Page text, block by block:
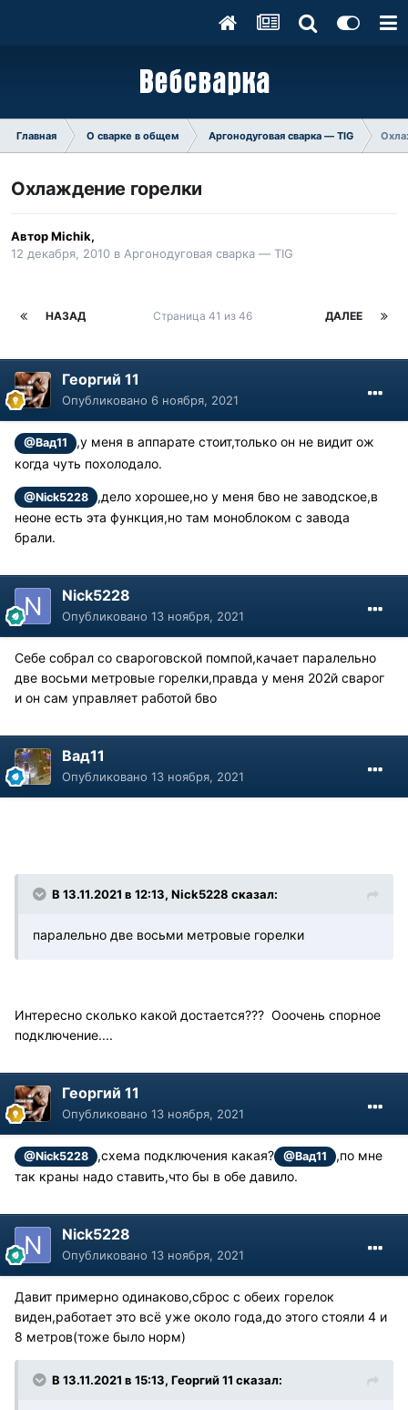
Главная О сварке в общем Аргонодуговая сварка — TIG
Охлаждение горелки
АвторMichik,
12 декабря, 2010 в Аргонодуговая сварка — TIG
НАЗАД ДАЛЕЕ
Страница 41 из 46
Георгий 11
Опубликовано 6 ноября, 2021
@Вад11
,у меня в аппарате стоит,только он не видит ож
когда чуть похолодало.
@Nick5228
,дело хорошее,но у меня бво не заводское,в
неоне есть эта функция,но там моноблоком с завода
брали.
Nick5228
Опубликовано 13 ноября, 2021
Себе собрал со свароговской помпой,качает паралельно
две восьми метровые горелки,правда у меня 202й сварог
и он сам управляет работой бво
Вад11
Опубликовано 13 ноября, 2021
В 13.11.2021 в 12:13, Nick5228 сказал:
паралельно две восьми метровые горелки
Интересно сколько какой достается??? Ооочень спорное
подключение....
Георгий 11
Опубликовано 13 ноября, 2021
@Nick5228 ,схема подключения какая? @Вад11
,по мне
так краны надо ставить,что бы в обе давило.
Nick5228
Опубликовано 13 ноября, 2021
Давит примерно одинаково,сброс с обеих горелок
виден,работает это всё уже около года,до этого стояли 4 и
8 метров(тоже было норм)
В 13.11.2021 в 15:13, Георгий 11 сказал: